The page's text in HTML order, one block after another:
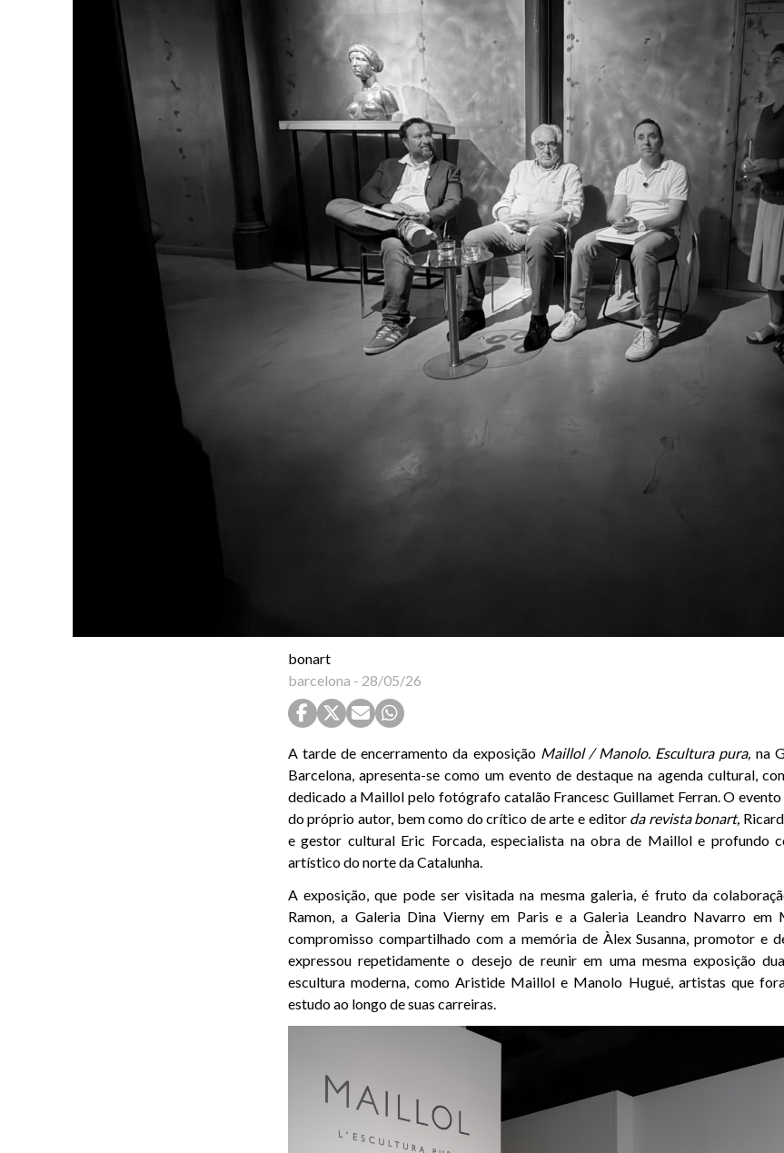
bonart
barcelona - 28/05/26
A tarde de encerramento da exposição Maillol / Manolo. Escultura pura, na
Barcelona, apresenta-se como um evento de destaque na agenda cultural,
dedicado a Maillol pelo fotógrafo catalão Francesc Guillamet Ferran. O evento
do próprio autor, bem como do crítico de arte e editor da revista bonart,
e gestor cultural Eric Forcada, especialista na obra de Maillol e profundo
artístico do norte da Catalunha.
A exposição, que pode ser visitada na mesma galeria, é fruto da
Ramon, a Galeria Dina Vierny em Paris e a Galeria Leandro Navarro
compromisso compartilhado com a memória de Àlex Susanna, promotor e
expressou repetidamente o desejo de reunir em uma mesma exposição
escultura moderna, como Aristide Maillol e Manolo Hugué, artistas que
estudo ao longo de suas carreiras.